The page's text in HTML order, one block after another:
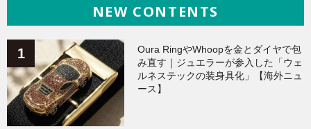
ヘルスケア（140）
Galaxy（136）
ワークアウト（131）
AppleWatchアクセサリー
NEW CONTENTS
Oura RingやWhoopを金とダイヤで包
み直す｜ジュエラーが参入した「ウェ
ルネステックの装身具化」【海外ニュ
ース】